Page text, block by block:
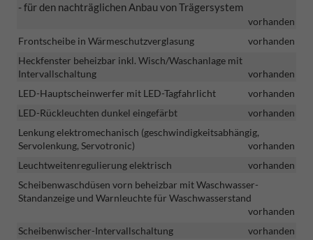
- für den nachträglichen Anbau von Trägersystem
vorhanden
Frontscheibe in Wärmeschutzverglasung
vorhanden
Heckfenster beheizbar inkl. Wisch/Waschanlage mit
Intervallschaltung
vorhanden
LED-Hauptscheinwerfer mit LED-Tagfahrlicht
vorhanden
LED-Rückleuchten dunkel eingefärbt
vorhanden
Lenkung elektromechanisch (geschwindigkeitsabhängig,
Servolenkung, Servotronic)
vorhanden
Leuchtweitenregulierung elektrisch
vorhanden
Scheibenwaschdüsen vorn beheizbar mit Waschwasser-
Standanzeige und Warnleuchte für Waschwasserstand
vorhanden
Scheibenwischer-Intervallschaltung
vorhanden